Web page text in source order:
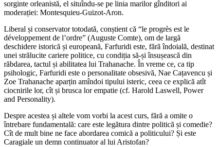
sorginte orleanistă, el situîndu-se pe linia marilor gînditori ai
moderației: Montesquieu-Guizot-Aron.
Liberal și conservator totodată, conștient că “le progrès est le
développement de l’ordre” (Auguste Comte), om de largă
deschidere istorică și europeană, Farfuridi este, fără îndoială, destinat
unei strălucite cariere politice, cu condiția să-și însușească din
răbdarea, tactul și abilitatea lui Trahanache. În vreme ce, ca tip
psihologic, Farfuridi este o personalitate obsesivă, Nae Cațavencu și
Zoe Trahanache aparțin amîndoi tipului isteric, ceea ce explică atît
ciocnirile lor, cît și brusca lor empatie (cf. Harold Laswell, Power
and Personality).
Despre acestea și altele vom vorbi la acest curs, fără a omite o
întrebare fundamentală: care este legătura dintre politică și comedie?
Cît de mult bine ne face abordarea comică a politicului? Și este
Caragiale un demn continuator al lui Aristofan?